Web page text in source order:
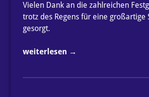
Vielen Dank an die zahlreichen
trotz des Regens für eine großartige
gesorgt.
„Wir
weiterlesen →